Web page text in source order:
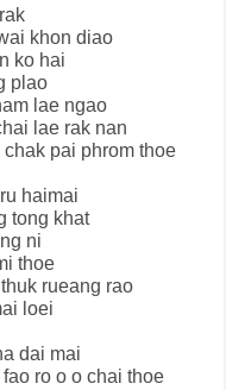
khon diao
ko hai
plao
lae ngao
lae rak nan
pai phrom thoe
haimai
tong khat
ni
thoe
rueang rao
loei
dai mai
ro o o chai thoe